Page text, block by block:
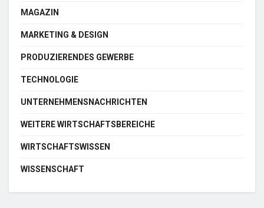
MAGAZIN
MARKETING & DESIGN
PRODUZIERENDES GEWERBE
TECHNOLOGIE
UNTERNEHMENSNACHRICHTEN
WEITERE WIRTSCHAFTSBEREICHE
WIRTSCHAFTSWISSEN
WISSENSCHAFT